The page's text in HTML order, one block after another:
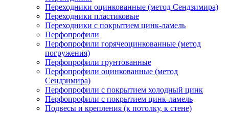
Переходники оцинкованные (метод Сендзимира)
Переходники пластиковые
Переходники с покрытием цинк-ламель
Перфопрофили
Перфопрофили горячеоцинкованные (метод
погружения)
Перфопрофили грунтованные
Перфопрофили оцинкованные (метод
Сендзимира)
Перфопрофили с покрытием холодный цинк
Перфопрофили с покрытием цинк-ламель
Подвесы и крепления (к потолку, к стене)